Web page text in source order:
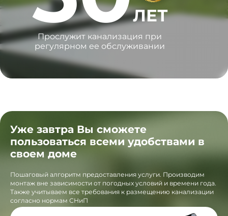
ЛЕТ
Прослужит канализация при
регулярном ее обслуживании
Уже завтра Вы сможете
пользоваться всеми удобствами в
своем доме
Пошаговый алгоритм предоставления услуги. Производим
монтаж вне зависимости от погодных условий и времени года.
Также учитываем все требования к размещению канализации
согласно нормам СНиП